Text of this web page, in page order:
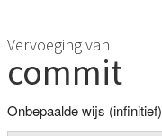
Vervoeging van
commit
Onbepaalde wijs